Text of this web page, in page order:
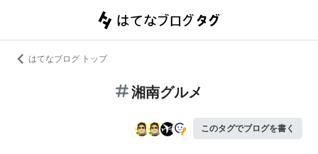
はてなブログ トップ
湘南グルメ
このタグでブログを書く